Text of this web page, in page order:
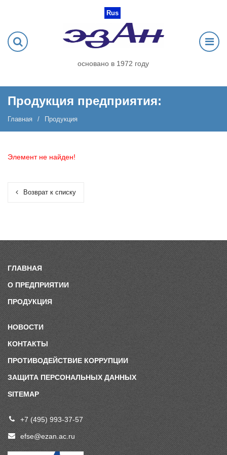
Rus
основано в 1972 году
Продукция предприятия:
Главная Продукция
Элемент не найден!
Возврат к списку
ГЛАВНАЯ
О ПРЕДПРИЯТИИ
ПРОДУКЦИЯ
НОВОСТИ
КОНТАКТЫ
ПРОТИВОДЕЙСТВИЕ КОРРУПЦИИ
ЗАЩИТА ПЕРСОНАЛЬНЫХ ДАННЫХ
SITEMAP
+7 (495) 993-37-57
efse@ezan.ac.ru